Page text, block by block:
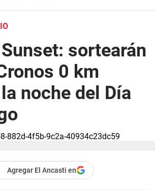
sortearán
0 km
noche del Día
Agregar El Ancasti en